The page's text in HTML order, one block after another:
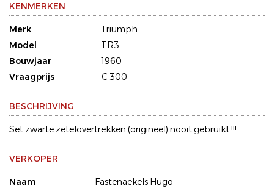
KENMERKEN
Merk
Triumph
Model
TR3
Bouwjaar
1960
Vraagprijs
€ 300
BESCHRIJVING
Set zwarte zetelovertrekken (origineel) nooit gebruikt !!!
VERKOPER
Naam
Fastenaekels Hugo